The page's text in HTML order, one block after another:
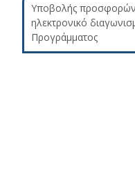
Υποβολής προσφορών
ηλεκτρονικό
Προγράμματος